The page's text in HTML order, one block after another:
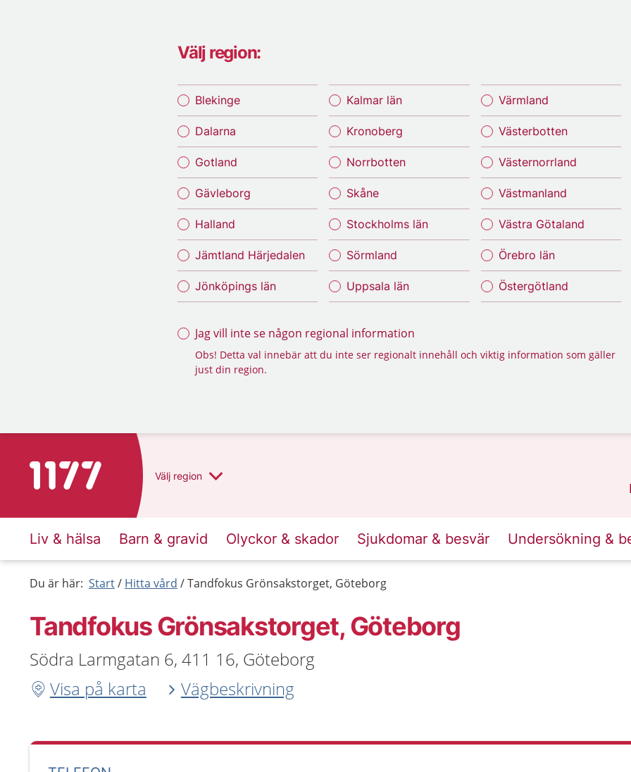
Välj region:
Blekinge
Dalarna
Gotland
Gävleborg
Halland
Jämtland Härjedalen
Jönköpings län
Kalmar län
Kronoberg
Norrbotten
Skåne
Stockholms län
Sörmland
Uppsala län
Värmland
Västerbotten
Västernorrland
Västmanland
Västra Götaland
Örebro län
Östergötland
Jag vill inte se någon regional information
Obs! Detta val innebär att du inte ser regionalt innehåll och viktig information som gäller
just din region.
Till startsidan för 1177 Välj region
Liv & hälsa Barn & gravid Olyckor & skador Sjukdomar & besvär Undersökning &
Du är här: Start Hitta vård Tandfokus Grönsakstorget, Göteborg
Tandfokus Grönsakstorget, Göteborg
Södra Larmgatan 6, 411 16, Göteborg
Visa på karta
Vägbeskrivning